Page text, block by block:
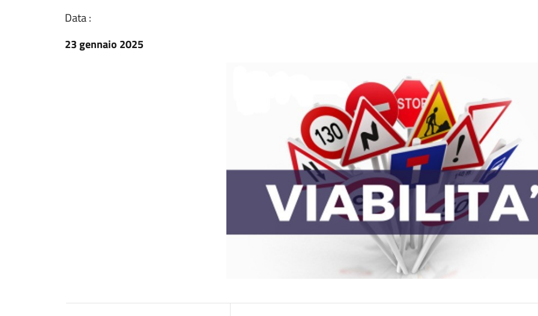
Data :
23 gennaio 2025